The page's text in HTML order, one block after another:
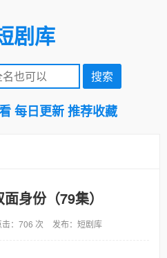
剧库
每日更新 推荐收藏
身份（79集）
击：706 次 发布：短剧库